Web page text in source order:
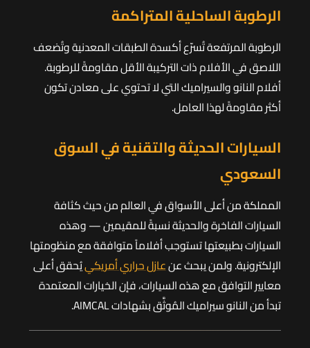
الرطوبة الساحلية المتراكمة
الرطوبة المرتفعة تُسرّع أكسدة الطبقات المعدنية وتُضعف
اللاصق في الأفلام ذات التركيبة الأقل مقاومةً للرطوبة.
أفلام النانو والسيراميك التي لا تحتوي على معادن تكون
أكثر مقاومةً لهذا العامل.
السيارات الحديثة والتقنية في السوق
السعودي
المملكة من أعلى الأسواق في العالم من حيث كثافة
السيارات الفاخرة والحديثة نسبةً للمقيمين — وهذه
السيارات بطبيعتها تستوجب أفلاماً متوافقة مع منظومتها
الإلكترونية. ولمن يبحث عنعازل حراري أمريكييُحقق أعلى
معايير التوافق مع هذه السيارات، فإن الخيارات المعتمدة
تبدأ من النانو سيراميك المُوثَّق بشهادات AIMCAL.